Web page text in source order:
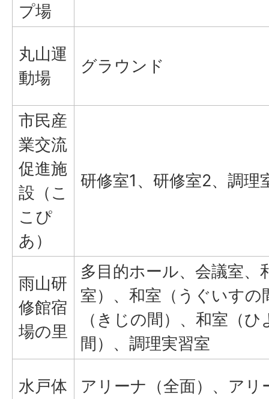
プ場
丸山運
動場
グラウンド
市民産
業交流
促進施
設（こ
こぴ
あ）
研修室1、研修室2、調理
雨山研
修館宿
場の里
多目的ホール、会議室、
室）、和室（うぐいすの
（きじの間）、和室（
間）、調理実習室
水戸体
アリーナ（全面）、アリ